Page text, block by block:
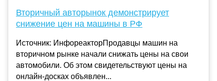
Вторичный авторынок демонстрирует
снижение цен на машины в РФ
Источник: ИнфореакторПродавцы машин на
вторичном рынке начали снижать цены на свои
автомобили. Об этом свидетельствуют цены на
онлайн-досках объявлен...